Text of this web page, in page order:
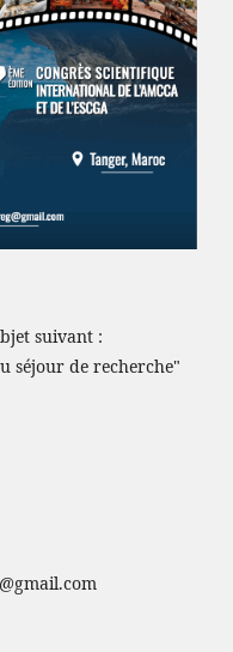
suivant :
séjour de recherche"